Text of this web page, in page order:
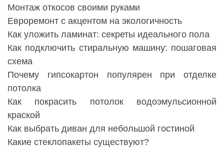
Монтаж откосов своими руками
Евроремонт с акцентом на экологичность
Как уложить ламинат: секреты идеального пола
Как подключить стиральную машину: пошаговая
схема
Почему гипсокартон популярен при отделке
потолка
Как покрасить потолок водоэмульсионной
краской
Как выбрать диван для небольшой гостиной
Какие стеклопакеты существуют?